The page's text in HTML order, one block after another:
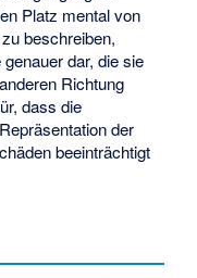
Platz mental von
beschreiben,
dar, die sie
Richtung
dass die
der
beeinträchtigt